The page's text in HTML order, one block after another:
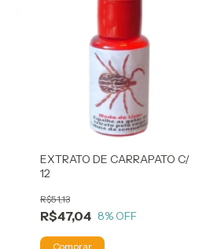
EXTRATO DE CARRAPATO C/
12
R$47,04
R$51,13
8% OFF